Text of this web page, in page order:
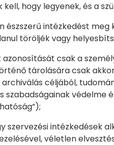
hogy legyenek, és a
intézkedést
töröljék vagy
csak a
tárolására csak
céljából,
intézkedések
véletlen